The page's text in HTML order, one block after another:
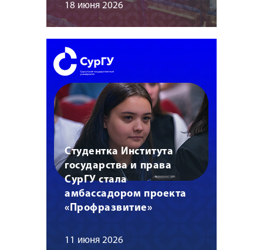
18 июня 2026
Студентка Института
государства и права
СурГУ стала
амбассадором проекта
«Профразвитие»
11 июня 2026